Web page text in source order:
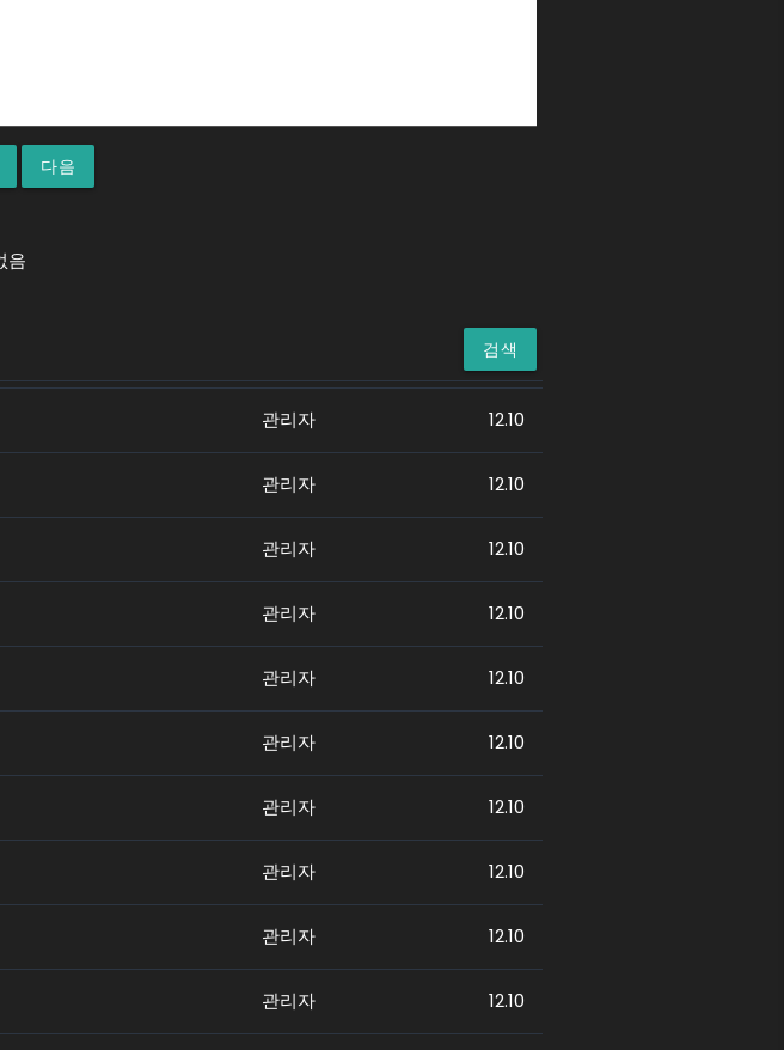
다음
검색
관리자 12.10
관리자 12.10
관리자 12.10
관리자 12.10
관리자 12.10
관리자 12.10
관리자 12.10
관리자 12.10
관리자 12.10
관리자 12.10